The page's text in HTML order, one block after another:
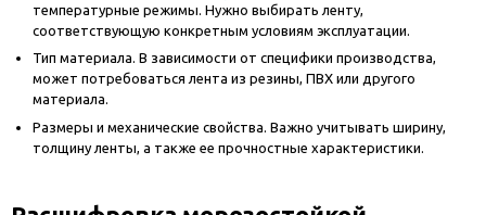
температурные режимы. Нужно выбирать ленту,
соответствующую конкретным условиям эксплуатации.
Тип материала. В зависимости от специфики производства,
может потребоваться лента из резины, ПВХ или другого
материала.
Размеры и механические свойства. Важно учитывать ширину,
толщину ленты, а также ее прочностные характеристики.